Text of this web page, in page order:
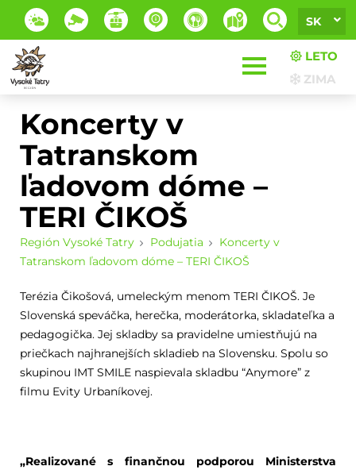
SK
LETO
ZIMA
Koncerty v
Tatranskom
ľadovom dóme –
TERI ČIKOŠ
Región Vysoké Tatry Podujatia
Koncerty v
Tatranskom ľadovom dóme – TERI ČIKOŠ
Terézia Čikošová, umeleckým menom TERI ČIKOŠ. Je
Slovenská speváčka, herečka, moderátorka, skladateľka a
pedagogička. Jej skladby sa pravidelne umiestňujú na
priečkach najhranejších skladieb na Slovensku. Spolu so
skupinou IMT SMILE naspievala skladbu “Anymore” z
filmu Evity Urbaníkovej.
„Realizované s finančnou podporou Ministerstva